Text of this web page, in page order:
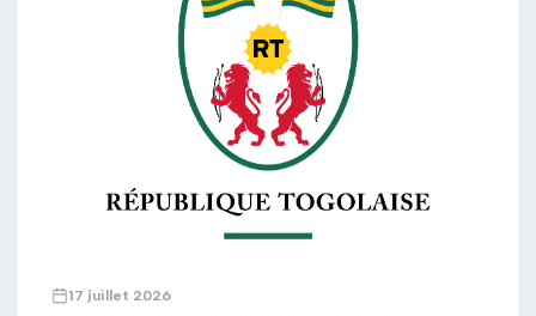
17 juillet 2026